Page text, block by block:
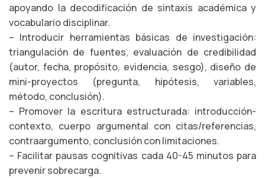
apoyando la decodificación de sintaxis académica y
vocabulario disciplinar.
– Introducir herramientas básicas de investigación:
triangulación de fuentes, evaluación de credibilidad
(autor, fecha, propósito, evidencia, sesgo), diseño de
mini-proyectos (pregunta, hipótesis, variables,
método, conclusión).
– Promover la escritura estructurada: introducción-
contexto, cuerpo argumental con citas/referencias,
contraargumento, conclusión con limitaciones.
– Facilitar pausas cognitivas cada 40-45 minutos para
prevenir sobrecarga.